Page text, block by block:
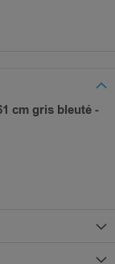
cm gris bleuté -